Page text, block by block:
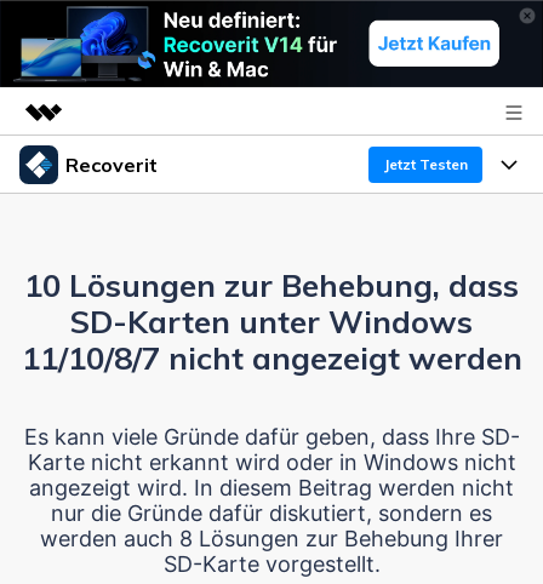
Top-Produkte
Überblick
Lösungen
Über uns
Presseraum
Support
Recoverit Jetzt Testen
Recoverit für Windows
KI
Ein führendes Tool zur Datenrettung für Windows
Recoverit für Mac
KI
Unbegrenzte Daten vom Mac-System
wiederherstellen
Funktionen
Wiederherstellung von Laufwerken
Exklusive Wiederherstellungsl?sungen Neu
Dokumente wiederherstellen
Ressourcen
Experte für Datenrettung
Kundengeschichten
Guide
DOWNLOAD Sign In
10 Lösungen zur Behebung, dass
SD-Karten unter Windows
11/10/8/7 nicht angezeigt werden
Es kann viele Gründe dafür geben, dass Ihre SD-
Karte nicht erkannt wird oder in Windows nicht
angezeigt wird. In diesem Beitrag werden nicht
nur die Gründe dafür diskutiert, sondern es
werden auch 8 Lösungen zur Behebung Ihrer
SD-Karte vorgestellt.